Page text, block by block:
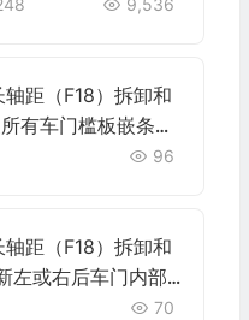
9,536
距（F18）拆卸和
有车门槛板嵌条施
96
距（F18）拆卸和
左或右后车门内部
线施工与复检标准
70